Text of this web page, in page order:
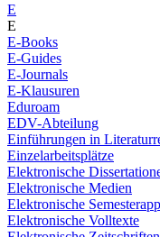
E
E
E-Books
E-Guides
E-Journals
E-Klausuren
Eduroam
EDV-Abteilung
Einführungen in
Einzelarbeitsplätze
Elektronische
Elektronische Medien
Elektronische
Elektronische Volltexte